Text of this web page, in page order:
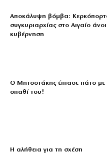
Αποκάλυψη βόμβα:
συγκυριαρχίας στο Αιγαίο
κυβέρνηση
Ο Μητσοτάκης έπιασε πάτο
σπαθί του!
Η αλήθεια για τη σχέση